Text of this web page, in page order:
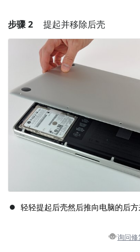
添加一条评论
添加评论
步骤 2 提起并移除后壳
轻轻提起后壳然后推向电脑的后方
询问修